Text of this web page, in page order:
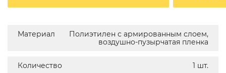
Материал
Полиэтилен с армированным слоем,
воздушно-пузырчатая пленка
Количество 1 шт.